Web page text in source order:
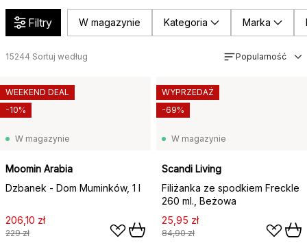
Filtry W magazynie Kategoria Marka
15244 Sortuj według Popularność
W magazynie
Moomin Arabia
Dzbanek - Dom Muminków, 1 l
206,10 zł
229 zł
WEEKEND DEAL
-10%
W magazynie
Scandi Living
Filiżanka ze spodkiem Freckle
260 ml., Beżowa
25,95 zł
84,90 zł
WYPRZEDAŻ
-69%